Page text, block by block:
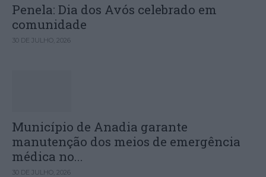
Penela: Dia dos Avós celebrado em
comunidade
30 DE JULHO, 2026
Município de Anadia garante
manutenção dos meios de emergência
médica no...
30 DE JULHO, 2026